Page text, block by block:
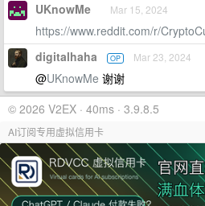
UKnowMe Mar 15, 2024
https://www.reddit.com/r/
digitalhaha OP Mar 23, 2024
@UKnowMe 谢谢
© 2026 V2EX · 40ms · 3.9.8.5
AI订阅专用虚拟信用卡